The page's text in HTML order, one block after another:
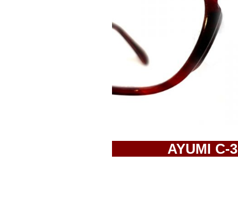
AYUMI C-